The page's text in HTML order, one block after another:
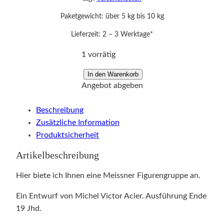
Paketgewicht: über 5 kg bis 10 kg
Lieferzeit: 2 – 3 Werktage*
1 vorrätig
i
b
l
i
e
e
In den Warenkorb
Angebot abgeben
Beschreibung
Zusätzliche Information
Produktsicherheit
Artikelbeschreibung
Hier biete ich Ihnen eine Meissner Figurengruppe an.
Ein Entwurf von Michel Victor Acier. Ausführung Ende
19 Jhd.